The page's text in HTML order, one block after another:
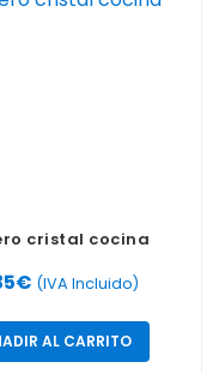
cristal cocina
€ (IVA Incluido)
AL CARRITO